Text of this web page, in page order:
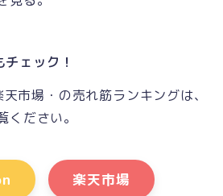
ェック！
市場・の売れ筋ランキングは、
ださい。
楽天市場